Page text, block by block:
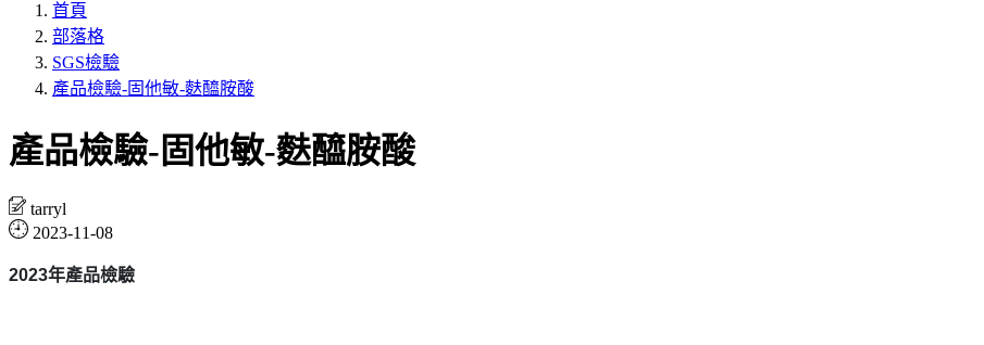
首頁
部落格
SGS檢驗
產品檢驗-固他敏-麩醯胺酸
產品檢驗-固他敏-麩醯胺酸
tarryl
2023-11-08
2023年產品檢驗